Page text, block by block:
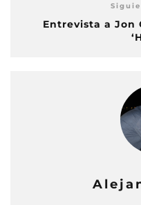
Entrevista a Jon